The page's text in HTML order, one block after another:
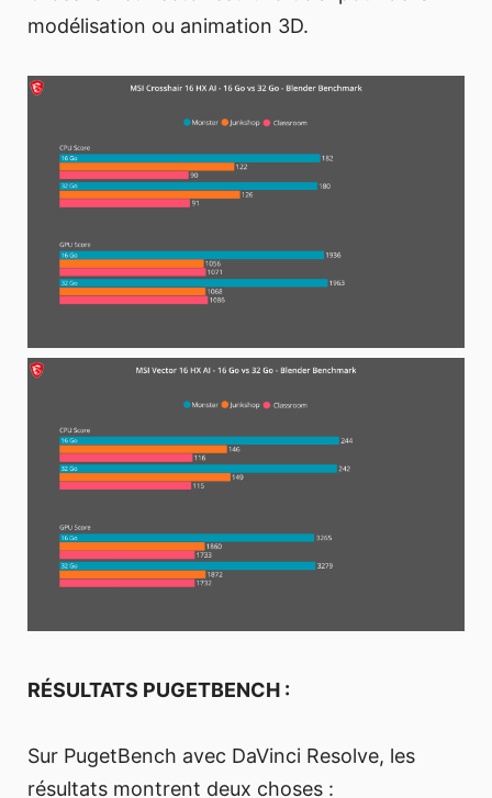
modélisation ou animation 3D.
RÉSULTATS PUGETBENCH :
Sur PugetBench avec DaVinci Resolve, les
résultats montrent deux choses :